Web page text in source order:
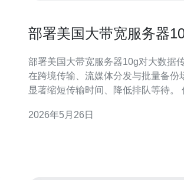
部署美国大带宽服务器
部署美国大带宽服务器10g对大数据
在跨境传输、流媒体分发与批量备份
显著缩短传输时间、降低排队等待。
不做主机与网络栈调优，容易出现单
2026年5月26日